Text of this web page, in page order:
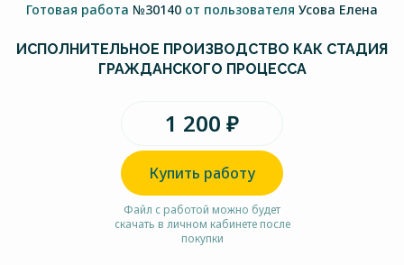
Готовая работа №30140 от пользователя Усова Елена
ИСПОЛНИТЕЛЬНОЕ ПРОИЗВОДСТВО КАК СТАДИЯ
ГРАЖДАНСКОГО ПРОЦЕССА
1 200 ₽
Купить работу
Файл с работой можно будет
скачать в личном кабинете после
покупки